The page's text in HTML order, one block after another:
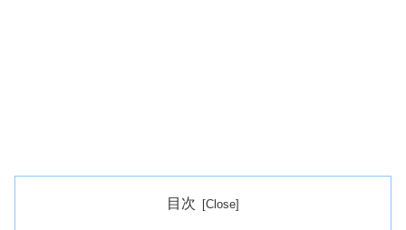
目次